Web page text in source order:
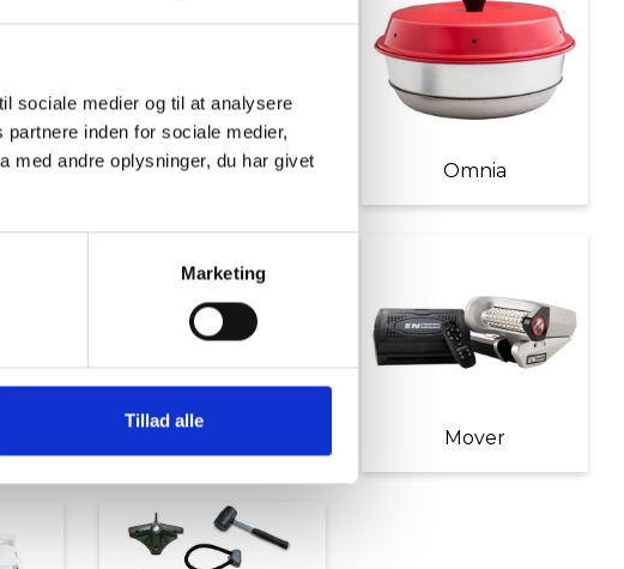
sociale medier og til at analysere
inden for sociale medier,
med andre oplysninger, du har givet
Marketing
Tillad alle
Møbler Omnia
Mover